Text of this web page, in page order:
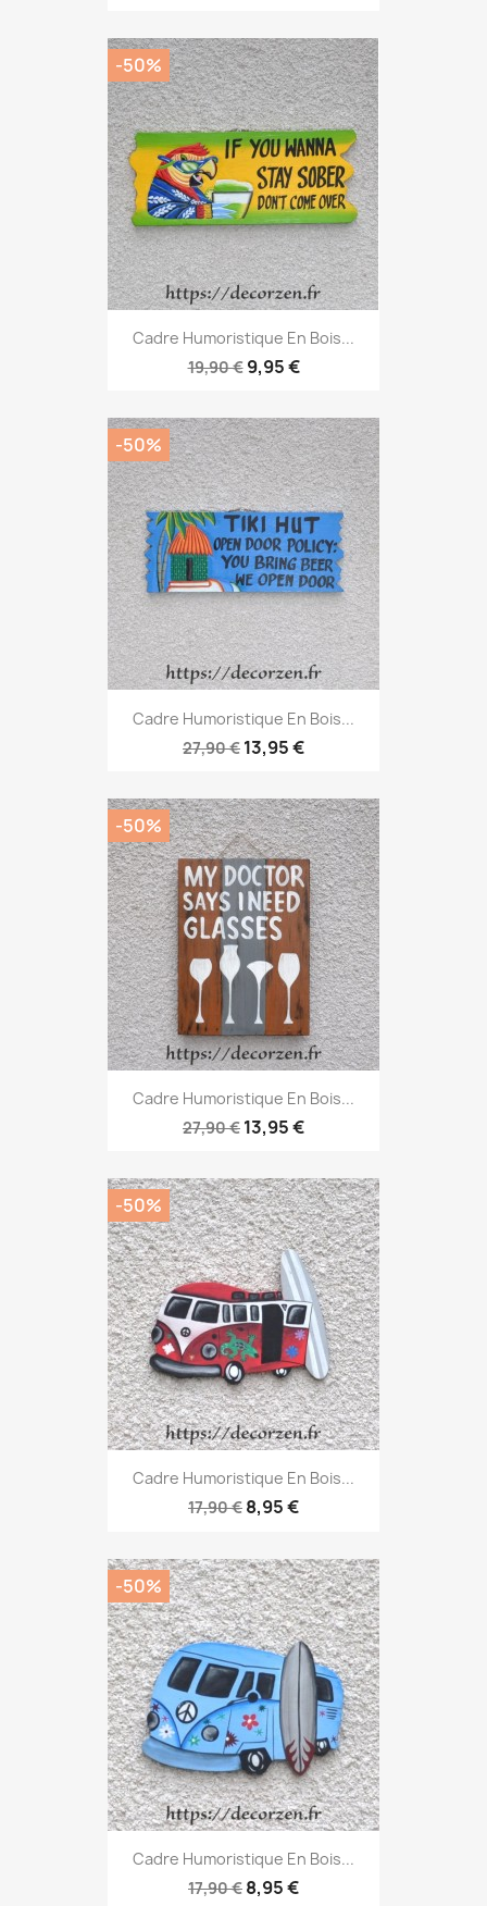
Cadre Humoristique En Bois...
19,90 € 9,95 €
-50%
Cadre Humoristique En Bois...
27,90 € 13,95 €
-50%
Cadre Humoristique En Bois...
27,90 € 13,95 €
-50%
Cadre Humoristique En Bois...
17,90 € 8,95 €
-50%
Cadre Humoristique En Bois...
17,90 € 8,95 €
-50%